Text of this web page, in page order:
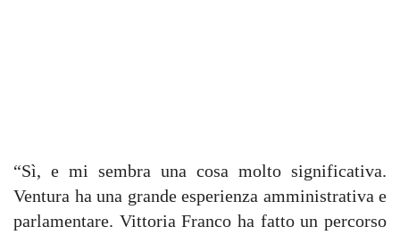
“Sì, e mi sembra una cosa molto significativa.
Ventura ha una grande esperienza amministrativa e
parlamentare. Vittoria Franco ha fatto un percorso